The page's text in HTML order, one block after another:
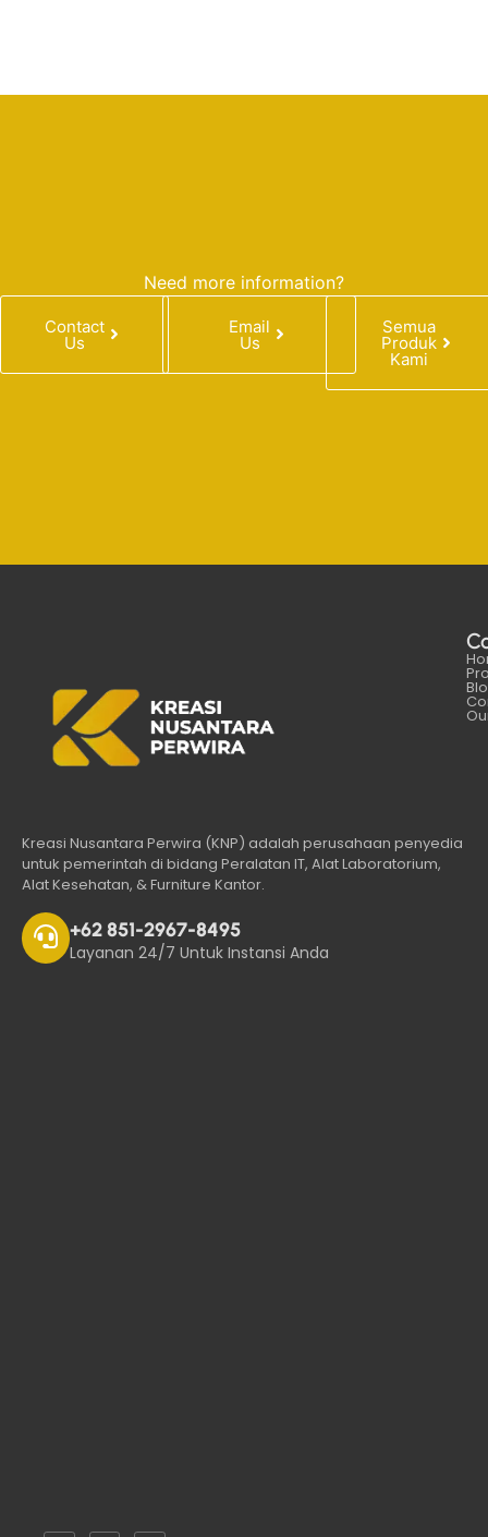
Need more information?
Contact
Us
Email
Us
Semua
Produk
Kami
Kreasi Nusantara Perwira (KNP) adalah perusahaan penyedia
untuk pemerintah di bidang Peralatan IT, Alat Laboratorium,
Alat Kesehatan, & Furniture Kantor.
+62 851-2967-8495
Layanan 24/7 Untuk Instansi Anda